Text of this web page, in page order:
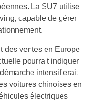
La SU7 utilise
capable de gérer
des ventes en Europe
pourrait indiquer
intensifierait
voitures chinoises en
électriques